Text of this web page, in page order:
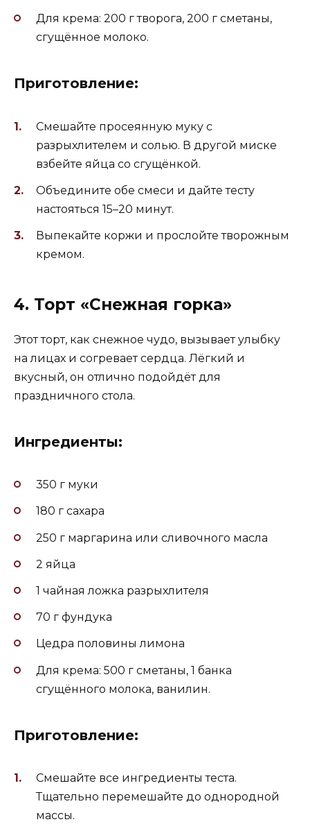
Для крема: 200 г творога, 200 г сметаны,
сгущённое молоко.
Приготовление:
Смешайте просеянную муку с
разрыхлителем и солью. В другой миске
взбейте яйца со сгущёнкой.
Объедините обе смеси и дайте тесту
настояться 15–20 минут.
Выпекайте коржи и прослойте творожным
кремом.
4. Торт «Снежная горка»
Этот торт, как снежное чудо, вызывает улыбку
на лицах и согревает сердца. Лёгкий и
вкусный, он отлично подойдёт для
праздничного стола.
Ингредиенты:
350 г муки
180 г сахара
250 г маргарина или сливочного масла
2 яйца
1 чайная ложка разрыхлителя
70 г фундука
Цедра половины лимона
Для крема: 500 г сметаны, 1 банка
сгущённого молока, ванилин.
Приготовление:
Смешайте все ингредиенты теста.
Тщательно перемешайте до однородной
массы.